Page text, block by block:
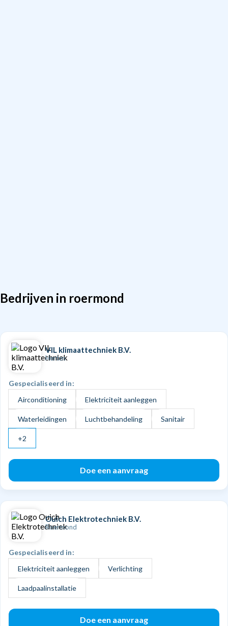
Bedrijven in roermond
VIL klimaattechniek B.V.
Herten
Gespecialiseerd in:
Airconditioning
Elektriciteit aanleggen
Waterleidingen Luchtbehandeling Sanitair
+2
Doe een aanvraag
Ouich Elektrotechniek B.V.
Roermond
Gespecialiseerd in:
Elektriciteit aanleggen
Verlichting
Laadpaalinstallatie
Doe een aanvraag